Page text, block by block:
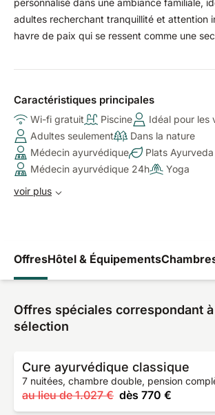
personnalisé dans une ambiance familiale,
adultes recherchant tranquillité et attention
havre de paix qui se ressent comme une
Caractéristiques principales
Wi-fi gratuit Piscine
Idéal pour les
Adultes seulement
Dans la nature
Médecin ayurvédique
Plats
Médecin ayurvédique 24h
Yoga
voir plus
OffresHôtel & Équipements
Offres spéciales correspondant
sélection
Cure ayurvédique classique
7 nuitées, chambre double, pension
au lieu de 1.027 € dès 770 €